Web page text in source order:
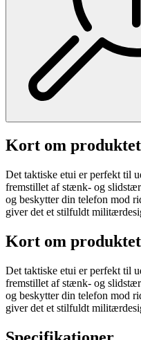
Kort om produktet
Det taktiske etui er perfekt til
fremstillet af stænk- og
og beskytter din telefon mod
giver det et stilfuldt
Kort om produktet
Det taktiske etui er perfekt til
fremstillet af stænk- og
og beskytter din telefon mod
giver det et stilfuldt